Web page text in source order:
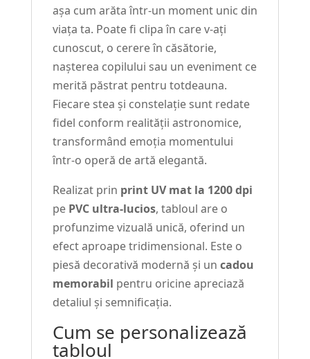
așa cum arăta într-un moment unic din
viața ta. Poate fi clipa în care v-ați
cunoscut, o cerere în căsătorie,
nașterea copilului sau un eveniment ce
merită păstrat pentru totdeauna.
Fiecare stea și constelație sunt redate
fidel conform realității astronomice,
transformând emoția momentului
într-o operă de artă elegantă.
Realizat prin print UV mat la 1200 dpi
pe PVC ultra-lucios, tabloul are o
profunzime vizuală unică, oferind un
efect aproape tridimensional. Este o
piesă decorativă modernă și un cadou
memorabil pentru oricine apreciază
detaliul și semnificația.
Cum se personalizează
tabloul